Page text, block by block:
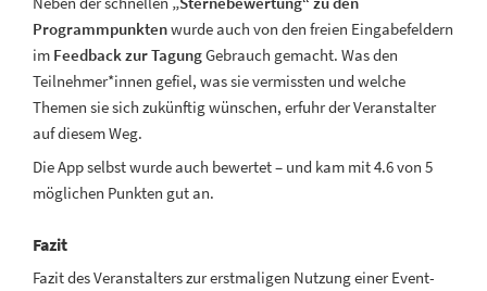
Programmpunktenwurde auch von den freien Eingabefeldern
im Feedback zur TagungGebrauch gemacht. Was den
Teilnehmer*innen gefiel, was sie vermissten und welche
Themen sie sich zukünftig wünschen, erfuhr der Veranstalter
auf diesem Weg.
Die App selbst wurde auch bewertet – und kam mit 4.6 von 5
möglichen Punkten gut an.
Fazit
Fazit des Veranstalters zur erstmaligen Nutzung einer Event-